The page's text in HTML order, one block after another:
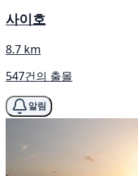
사이호
8.7 km
547건의 출몰
알림